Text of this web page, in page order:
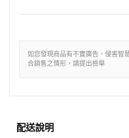
如您發現商品有不實廣告、侵害智
合銷售之情形，請提出檢舉
配送說明